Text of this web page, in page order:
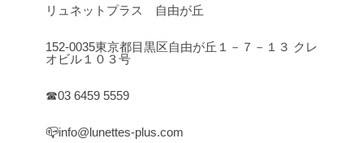
リュネットプラス 自由が丘
152-0035東京都目黒区自由が丘１－７－１３ クレ
オビル１０３号
☎03 6459 5559
📪info@lunettes-plus.com